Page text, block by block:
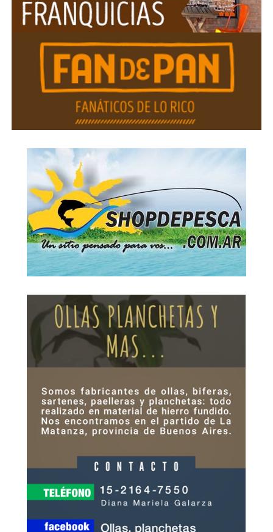
Según confirmó el abuelo, ya hay ocho o nueve
detenidos, todos vinculados con el crimen.
“Aparentemente son los que las mataron, pero faltan
los que mandaron. Los que dieron la orden”, aseguró.
Antonio contó que la familia confía en el trabajo del
fiscal y en el equipo de abogados encabezado por
Fernando Burlando y Diego Storto, quienes asumieron el
caso ad honorem. “Nosotros no les pagamos un mango,
ellos. Pero todavía falta gente detenida. Falta que se
sepa quién mandó a matar a las chicas”, señaló.
El fiscal, según relató, le prometió personalmente que
no descansará hasta descubrir toda la verdad: “Me miró
a los ojos y me dijo: ‘Yo tengo hijos, tengo familia. Lo que
les hicieron no es digno de una persona de bien. No voy a
parar hasta saber quién lo hizo’”.
Antonio, abuelo de Brenda y Morena: “No hay que
crucificar a nadie”
Antonio también se refirió con dolor a las versiones que
circularon sobre las vidas de sus nietas. Algunas
hipótesis sostienen que las jóvenes habrían estado
involucradas con un grupo narco y que el crimen podría
“Se degrada mucho a la mujer cuando vende su cuerpo.
Pero cada uno con su vida hace lo que puede. Yo no
estoy de acuerdo con lo que hacían mis nietas, pero
con una hija que mantener. Eran buenas pibas, pero el
Con tono pausado, agregó: “No podemos crucificar a
una piba por buscar sobrevivir. Hoy todo es más duro, y